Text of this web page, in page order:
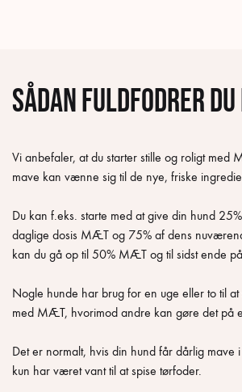
Sådan fuldfodrer du
Vi anbefaler, at du starter stille og roligt med
mave kan vænne sig til de nye, friske
Du kan f.eks. starte med at give din hund
daglige dosis MÆT og 75% af dens
kan du gå op til 50% MÆT og til sidst ende
Nogle hunde har brug for en uge eller to til at
med MÆT, hvorimod andre kan gøre det på
Det er normalt, hvis din hund får dårlig mave
kun har været vant til at spise tørfoder.